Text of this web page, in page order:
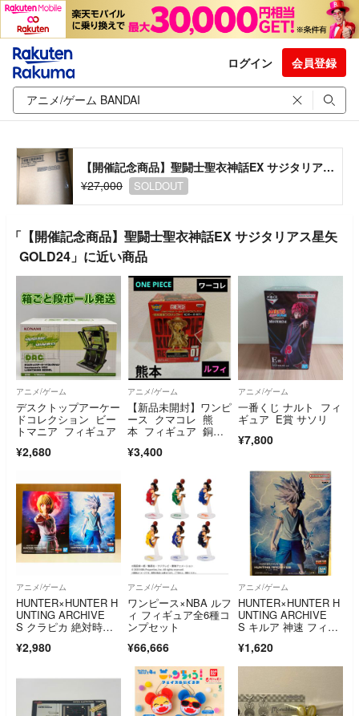
ログイン 会員登録
【開催記念商品】聖闘士聖衣神話EX サジタリアス星矢 GOLD24
¥27,000
SOLDOUT
「【開催記念商品】聖闘士聖衣神話EX サジタリアス星矢
GOLD24」に近い商品
アニメ/ゲーム
デスクトップアーケー
ドコレクション ビー
トマニア フィギュア
¥2,680
アニメ/ゲーム
【新品未開封】ワンピ
ース クマコレ 熊
本 フィギュア 銅
¥3,400
アニメ/ゲーム
一番くじ ナルト フィ
ギュア E賞 サソリ
¥7,800
アニメ/ゲーム
HUNTER×HUNTER H
UNTING ARCHIVE
S クラピカ 絶対時
ュア 2種セット
¥2,980
アニメ/ゲーム
ワンピース×NBA ルフ
ィ フィギュア全6種コ
ンプセット
¥66,666
アニメ/ゲーム
HUNTER×HUNTER H
UNTING ARCHIVE
S キルア 神速 フィギ
¥1,620